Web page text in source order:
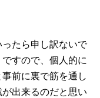
たら申し訳ないで
すので、個人的に
前に裏で筋を通し
出来るのだと思い